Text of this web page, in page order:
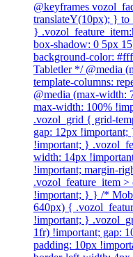
@keyframes
translateY(10px); }
}
box-shadow: 0 5px
background-color:
Tabletler */ @media
template-columns:
@media (max-width:
max-width: 100%
.vozol_grid { grid-
gap: 12px
!important; }
width: 14px
!important; margin-
.vozol_feature_item
!important; } } /*
640px) {
!important; }
1fr) !important; gap:
padding: 10px